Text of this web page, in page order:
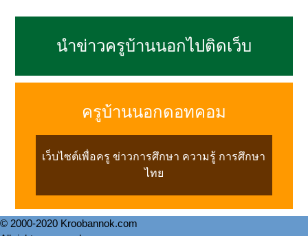
นำข่าวครูบ้านนอกไปติดเว็บ
ครูบ้านนอกดอทคอม
เว็บไซต์เพื่อครู ข่าวการศึกษา ความรู้ การศึกษา
ไทย
© 2000-2020 Kroobannok.com